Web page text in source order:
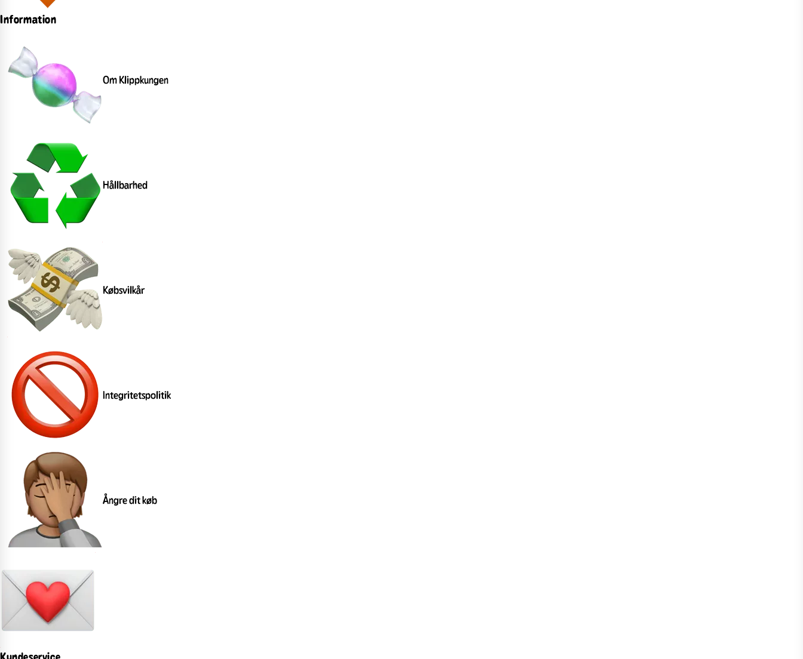
Information
Om Klippkungen
Hållbarhed
Købsvilkår
Integritetspolitik
Ångre dit køb